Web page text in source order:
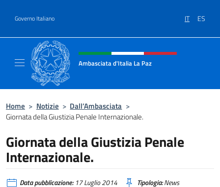
Governo Italiano IT ES
Intestazione sito, social e menù
Ambasciata d'Italia La Paz
Home > Notizie > Dall’Ambasciata >
Giornata della Giustizia Penale Internazionale.
Giornata della Giustizia Penale
Internazionale.
Data pubblicazione:17 Luglio 2014 Tipologia:News